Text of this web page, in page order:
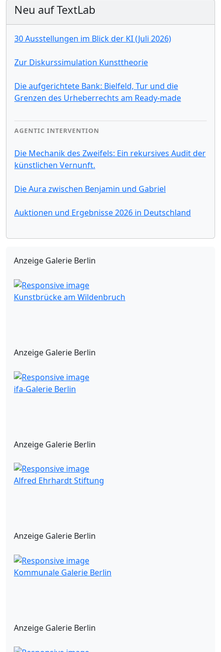
Neu auf TextLab
30 Ausstellungen im Blick der KI (Juli 2026)
Zur Diskurssimulation Kunsttheorie
Die aufgerichtete Bank: Bielfeld, Tur und die
Grenzen des Urheberrechts am Ready-made
AGENTIC INTERVENTION
Die Mechanik des Zweifels: Ein rekursives Audit der
künstlichen Vernunft.
Die Aura zwischen Benjamin und Gabriel
Auktionen und Ergebnisse 2026 in Deutschland
Anzeige Galerie Berlin
Kunstbrücke am Wildenbruch
Anzeige Galerie Berlin
ifa-Galerie Berlin
Anzeige Galerie Berlin
Alfred Ehrhardt Stiftung
Anzeige Galerie Berlin
Kommunale Galerie Berlin
Anzeige Galerie Berlin